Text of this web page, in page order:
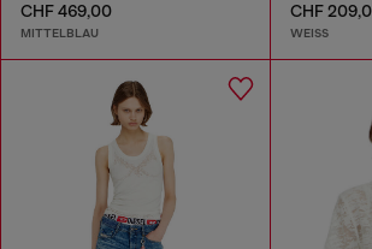
CHF 469,00
MITTELBLAU
CHF
WEISS